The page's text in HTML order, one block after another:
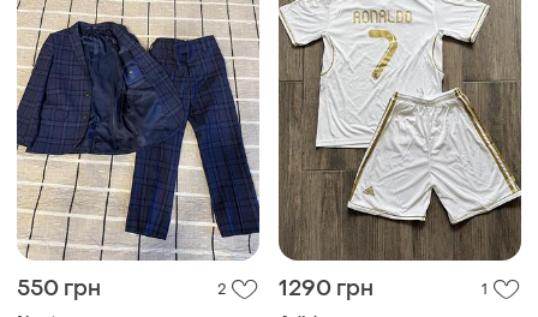
550 грн 2
Next
Костюм класичний next на 5
років зріст 110
110
1290 грн 1
Adidas
Дитяча ретро футбольна
форма реал мадрид
2011/2012 роналдо для
дітей адідас adidas
футболка та шорти ronaldo
116 и еще 8